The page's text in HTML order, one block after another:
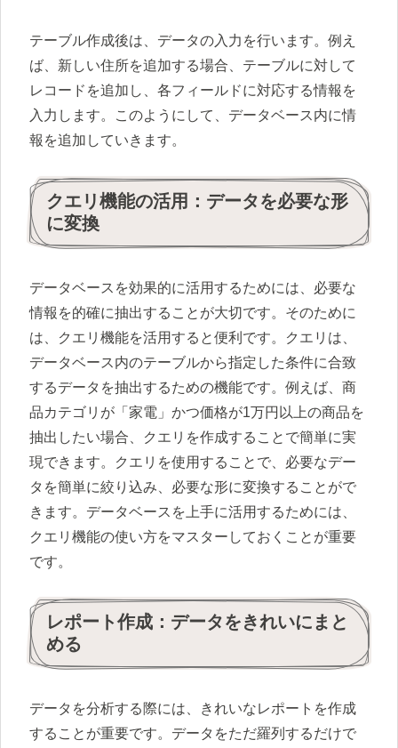
テーブル作成後は、データの入力を行います。例え
ば、新しい住所を追加する場合、テーブルに対して
レコードを追加し、各フィールドに対応する情報を
入力します。このようにして、データベース内に情
報を追加していきます。
クエリ機能の活用：データを必要な形
に変換
データベースを効果的に活用するためには、必要な
情報を的確に抽出することが大切です。そのために
は、クエリ機能を活用すると便利です。クエリは、
データベース内のテーブルから指定した条件に合致
するデータを抽出するための機能です。例えば、商
品カテゴリが「家電」かつ価格が1万円以上の商品を
抽出したい場合、クエリを作成することで簡単に実
現できます。クエリを使用することで、必要なデー
タを簡単に絞り込み、必要な形に変換することがで
きます。データベースを上手に活用するためには、
クエリ機能の使い方をマスターしておくことが重要
です。
レポート作成：データをきれいにまと
める
データを分析する際には、きれいなレポートを作成
することが重要です。データをただ羅列するだけで